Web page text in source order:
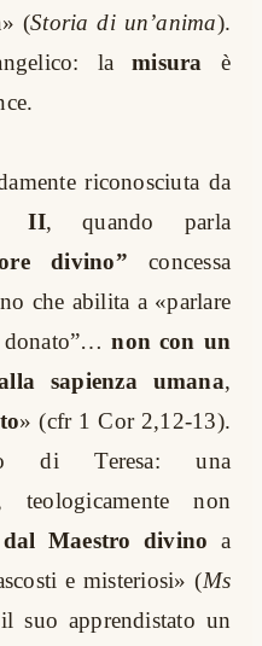
(Storia di un’anima).
la
misura
è
riconosciuta da
II, quando parla
divino”
concessa
che abilita a «parlare
donato”… non con un
sapienza umana,
» (cfr 1 Cor 2,12-13).
di Teresa: una
teologicamente non
Maestro divino a
e misteriosi» (Ms
suo apprendistato un